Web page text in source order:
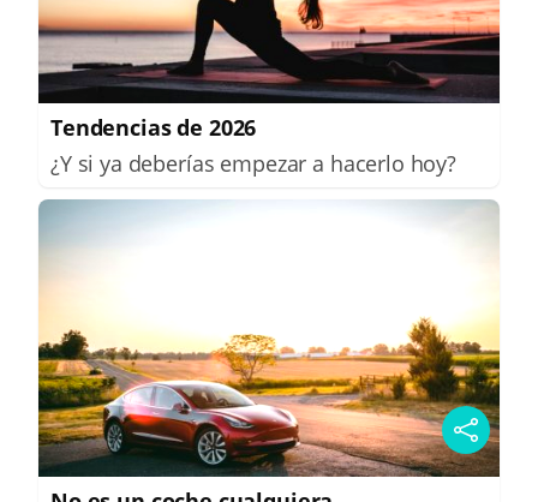
Tendencias de 2026
¿Y si ya deberías empezar a hacerlo hoy?